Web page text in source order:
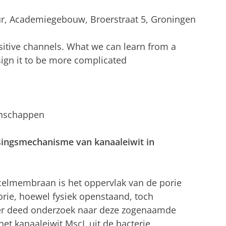
Academiegebouw, Broerstraat 5, Groningen
channels. What we can learn from a
it to be more complicated
van kanaaleiwit in
is het oppervlak van de porie
hoewel fysiek openstaand, toch
deed onderzoek naar deze zogenaamde
kanaaleiwit MscL uit de bacterie